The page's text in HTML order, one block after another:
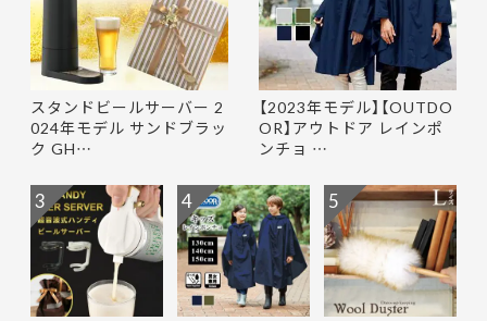
スタンドビールサーバー 2
024年モデル サンドブラッ
ク GH…
【2023年モデル】【OUTDO
OR】アウトドア レインポ
ンチョ …
3 4 5